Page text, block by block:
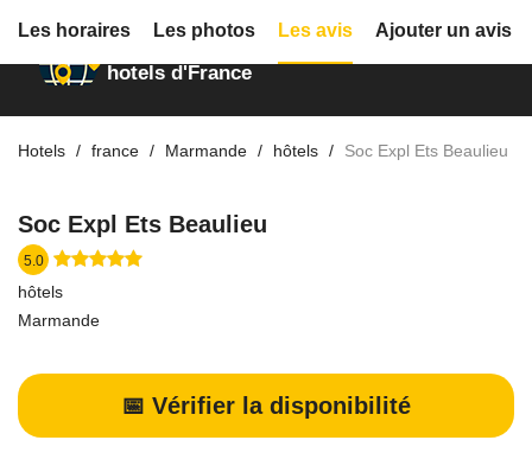
Annuaire des
hotels d'France
Hotels france Marmande hôtels Soc Expl Ets Beaulieu
Soc Expl Ets Beaulieu
5.0
hôtels
Marmande
📅 Vérifier la disponibilité
Les horaires Les photos Les avis Ajouter un avis